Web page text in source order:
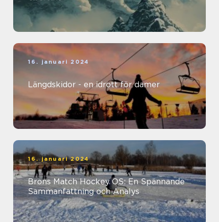
16. januari 2024
Längdskidor - en idrott för damer
16. januari 2024
Brons Match Hockey OS: En Spännande
Sammanfattning och Analys